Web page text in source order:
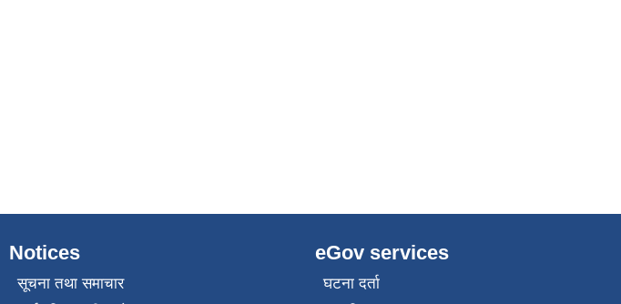
Notices
सूचना तथा समाचार
eGov services
घटना दर्ता